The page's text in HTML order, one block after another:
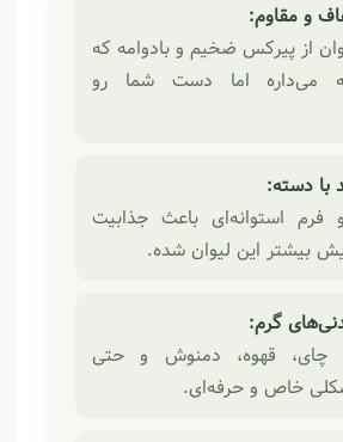
و مقاوم:
از پیرکس ضخیم و بادوامه که
می‌داره اما دست شما رو
با دسته:
و فرم استوانه‌ای باعث جذابیت
بیشتر این لیوان شده.
گرم:
چای، قهوه، دمنوش و حتی
خاص و حرفه‌ای.